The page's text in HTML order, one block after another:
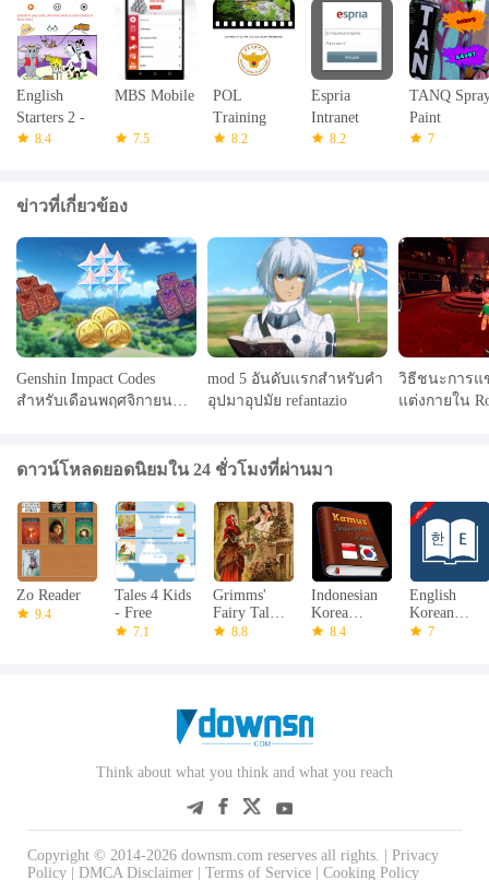
มีคำแนะนำเพิ่มเติมที่
http://sites.google.com/site/droidsatproject/instructions
DroidSat คือ GPL ซอร์สโค้ดที่มีอยู่ที่
http://code.google.com/p/droidsat/
DroidSat ใช้โปรแกรม Sputnik 3.1 Java สำหรับการคำนวณ
ข้อมูลวงโคจรดาวเทียมถูกดาวน์โหลดจากเว็บไซต์ celestrak.net,
amsat.org และเว็บไซต์ของ Mike McCants
การอัปเดตล่าสุดใช้คลาส MyLocation จาก Fedor บน
stackoverflow.com
มีอะไรใหม่ในเวอร์ชันล่าสุด 2.53
อัปเดตล่าสุดเมื่อวันที่ 10 กรกฎาคม 2558 เพิ่มไฟล์ TLE เพิ่มเติมจาก
Celestrak - มาจากข้อมูลการโคจรของเจ้าของ/ผู้ประกอบการ: GPS,
English
Starters 2 -
YLE Test
8.4
MBS Mobile
7.5
POL
Training
8.2
Espria
Intranet
8.2
TANQ
Paint
7
ข่าวที่เกี่ยวข้อง
Genshin Impact Codes
สำหรับเดือนพฤศจิกายน
mod 5 อันดับแรกสำหรับคำ
อุปมาอุปมัย refantazio
วิธีชนะการแ
แต่งกายใน
ดาวน์โหลดยอดนิยมใน 24 ชั่วโมงที่ผ่านมา
Zo Reader
9.4
Tales 4 Kids
- Free
7.1
Grimms'
Fairy Tales
in English
8.8
Indonesian
Korea
Dictionary
8.4
English
Korean
Dictionary
7
Think about what you think and what you reach
Copyright © 2014-2026 downsm.com reserves all rights. | Privacy
Policy
DMCA Disclaimer Terms of Service Cooking Policy